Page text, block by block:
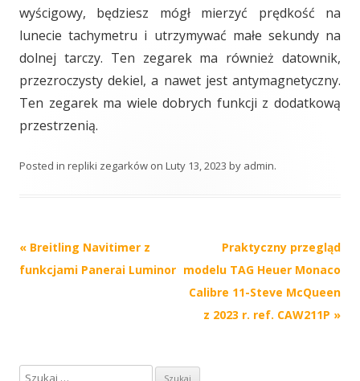
wyścigowy, będziesz mógł mierzyć prędkość na
lunecie tachymetru i utrzymywać małe sekundy na
dolnej tarczy. Ten zegarek ma również datownik,
przezroczysty dekiel, a nawet jest antymagnetyczny.
Ten zegarek ma wiele dobrych funkcji z dodatkową
przestrzenią.
Posted in repliki zegarków on Luty 13, 2023 by admin.
Post
navigation
« Breitling Navitimer z
funkcjami Panerai Luminor
Praktyczny przegląd
modelu TAG Heuer Monaco
Calibre 11-Steve McQueen
z 2023 r. ref. CAW211P »